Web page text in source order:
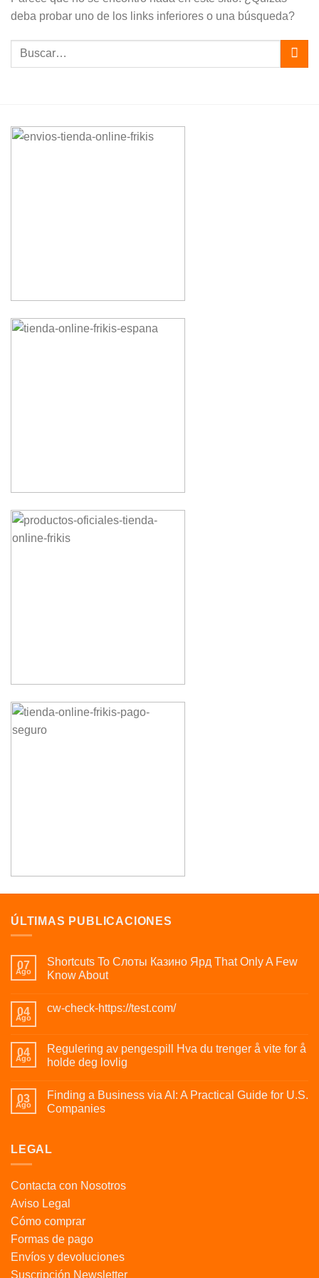
deba probar uno de los links inferiores o una búsqueda?
ÚLTIMAS PUBLICACIONES
07
Ago
Shortcuts To Слоты Казино Ярд That Only A Few
Know About
04
Ago
cw-check-https://test.com/
04
Ago
Regulering av pengespill Hva du trenger å vite for å
holde deg lovlig
03
Ago
Finding a Business via AI: A Practical Guide for U.S.
Companies
LEGAL
Contacta con Nosotros
Aviso Legal
Cómo comprar
Formas de pago
Envíos y devoluciones
Suscripción Newsletter